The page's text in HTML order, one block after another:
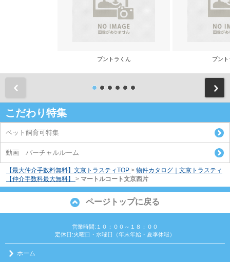
ブントラくん ブン
こだわり特集
ペット飼育可特集
動画 バーチャルルーム
【最大仲介手数料無料】文京トラスティTOP > 物件カタログ｜文京トラスティ
【仲介手数料最大無料】
> マートルコート文京西片
ページトップに戻る
営業時間:１０：００～１８：００
定休日:火曜日・水曜日（年末年始・夏季休暇）
ホーム